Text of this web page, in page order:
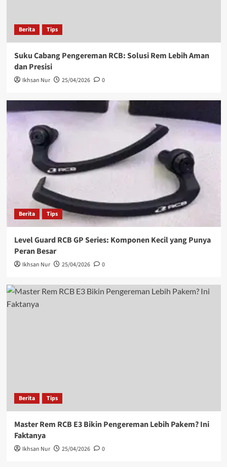
Berita Tips
Suku Cabang Pengereman RCB: Solusi Rem Lebih Aman
dan Presisi
Ikhsan Nur 25/04/2026 0
Berita Tips
Level Guard RCB GP Series: Komponen Kecil yang Punya
Peran Besar
Ikhsan Nur 25/04/2026 0
Berita Tips
Master Rem RCB E3 Bikin Pengereman Lebih Pakem? Ini
Faktanya
Ikhsan Nur 25/04/2026 0